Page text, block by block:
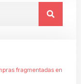
fragmentadas en